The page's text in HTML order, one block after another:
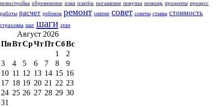
новостройка обременение план платёж погашение покупка помощь проценты процесс
работы расчет ребенок ремонт снятие совет советы ставка стоимость
страховка шаг шаги этап
Август 2026
ПнВтСрЧтПтСбВс
1
2
3
4 5 6 7 8
9
10 11 12 13 14 15 16
17 18 19 20 21 22 23
24 25 26 27 28 29 30
31